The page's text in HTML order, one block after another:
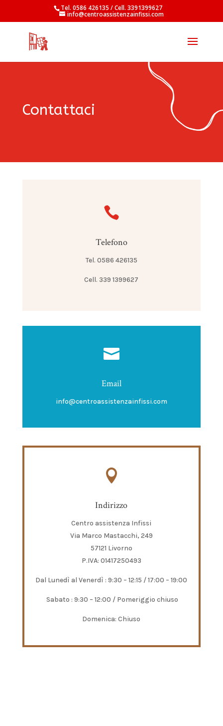
Tel. 0586 426135 / Cell. 3391399627
info@centroassistenzainfissi.com
Contattaci

Telefono
Tel. 0586 426135
Cell. 339 1399627

Email
info@centroassistenzainfissi.com

Indirizzo
Centro assistenza Infissi
Via Marco Mastacchi, 249
57121 Livorno
P.IVA: 01417250493
Dal Lunedì al Venerdì : 9:30 – 12:15 / 17:00 – 19:00
Sabato : 9:30 – 12:00 / Pomeriggio chiuso
Domenica: Chiuso